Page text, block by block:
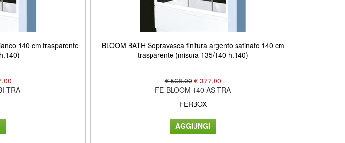
140 cm trasparente
TRA
BLOOM BATH Sopravasca finitura argento satinato 140 cm
trasparente (misura 135/140 h.140)
€ 568.00 € 377.00
FE-BLOOM 140 AS TRA
FERBOX